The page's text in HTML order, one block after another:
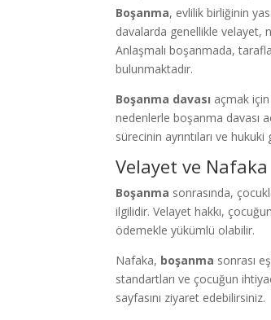
Boşanma, evlilik birliğinin
davalarda genellikle velayet,
Anlaşmalı boşanmada,
bulunmaktadır.
Boşanma davası açmak
nedenlerle boşanma davası
sürecinin ayrıntıları ve
Velayet ve Nafaka
Boşanma sonrasında,
ilgilidir. Velayet hakkı,
ödemekle yükümlü olabilir.
Nafaka, boşanma sonrası
standartları ve çocuğun
sayfasını ziyaret edebilirsiniz.